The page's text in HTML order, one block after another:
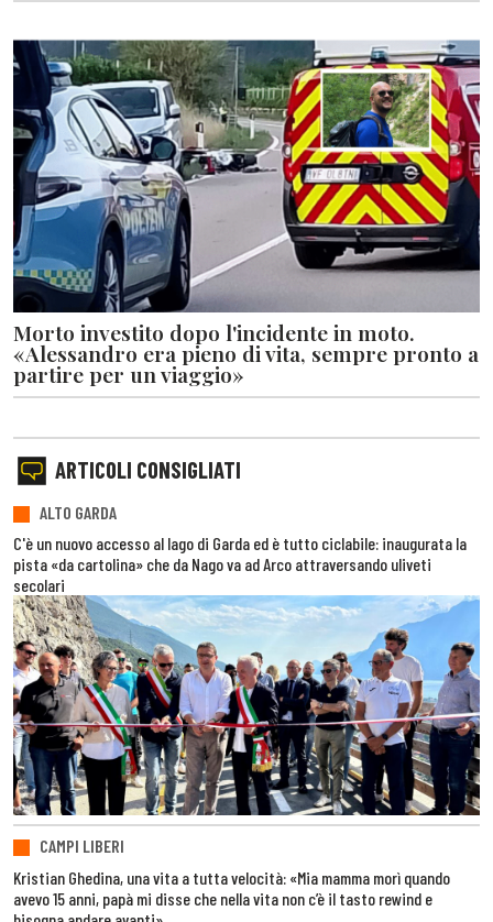
Morto investito dopo l'incidente in moto.
«Alessandro era pieno di vita, sempre pronto a
partire per un viaggio»
ARTICOLI CONSIGLIATI
ALTO GARDA
C'è un nuovo accesso al lago di Garda ed è tutto ciclabile: inaugurata la
pista «da cartolina» che da Nago va ad Arco attraversando uliveti
secolari
CAMPI LIBERI
Kristian Ghedina, una vita a tutta velocità: «Mia mamma morì quando
avevo 15 anni, papà mi disse che nella vita non c’è il tasto rewind e